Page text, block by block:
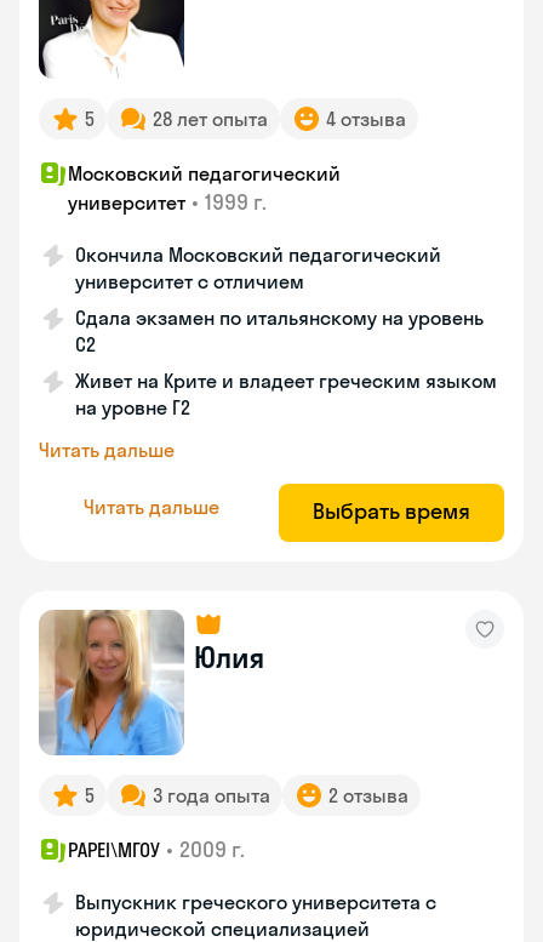
5 28 лет опыта 4 отзыва
Московский педагогический
университет • 1999 г.
Окончила Московский педагогический
университет с отличием
Сдала экзамен по итальянскому на уровень
С2
Живет на Крите и владеет греческим языком
на уровне Г2
Читать дальше
Читать дальше Выбрать время
Юлия
5 3 года опыта 2 отзыва
PAPEI\MГОУ • 2009 г.
Выпускник греческого университета с
юридической специализацией